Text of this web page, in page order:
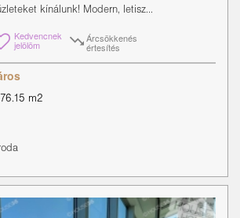
kínálunk! Modern, letisz...
Kedvencnek
jelölöm
Árcsökkenés
értesítés
76.15 m2